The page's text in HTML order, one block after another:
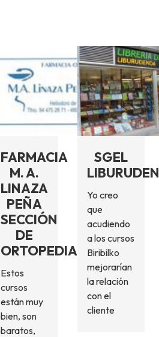
FARMACIA
M. A.
LINAZA
PEÑA
SECCIÓN
DE
ORTOPEDIA
Estos
cursos
están muy
bien, son
baratos,
SGEL
Yo creo
que
acudiendo
a los cursos
Biribilko
mejorarían
la relación
con el
cliente